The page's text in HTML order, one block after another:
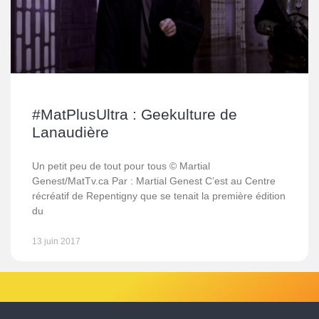
#MatPlusUltra : Geekulture de
Lanaudière
Un petit peu de tout pour tous © Martial
Genest/MatTv.ca Par : Martial Genest C’est au Centre
récréatif de Repentigny que se tenait la première édition
du
13 juin 2017